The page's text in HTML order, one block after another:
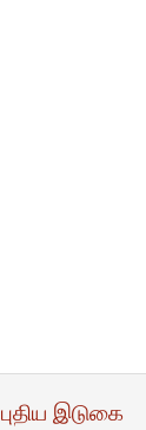
புதிய இடுகை